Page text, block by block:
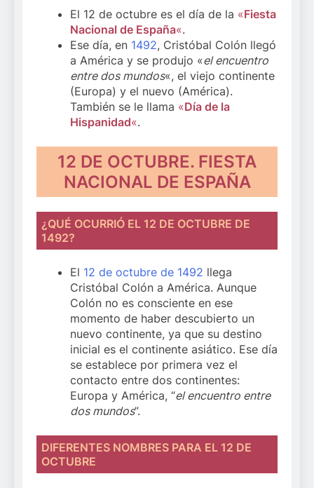
El 12 de octubre es el día de la «Fiesta
Nacional de España«.
Ese día, en 1492, Cristóbal Colón llegó
a América y se produjo «el encuentro
entre dos mundos«, el viejo continente
(Europa) y el nuevo (América).
También se le llama «Día de la
Hispanidad«.
12 DE OCTUBRE. FIESTA
NACIONAL DE ESPAÑA
¿QUÉ OCURRIÓ EL 12 DE OCTUBRE DE
1492?
El 12 de octubre de 1492 llega
Cristóbal Colón a América. Aunque
Colón no es consciente en ese
momento de haber descubierto un
nuevo continente, ya que su destino
inicial es el continente asiático. Ese día
se establece por primera vez el
contacto entre dos continentes:
Europa y América, “el encuentro entre
dos mundos”.
DIFERENTES NOMBRES PARA EL 12 DE
OCTUBRE